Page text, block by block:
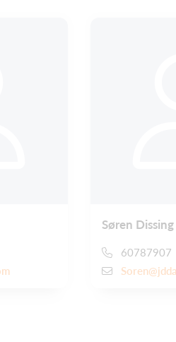
Søren Dissing
60787907